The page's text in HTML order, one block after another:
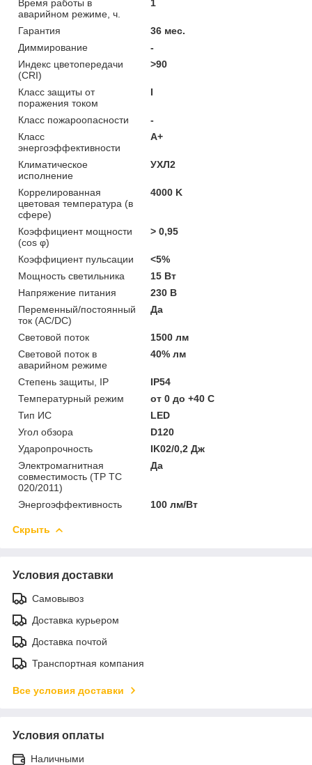
Время работы в
аварийном режиме, ч.
1
Гарантия
36 мес.
Диммирование
-
Индекс цветопередачи
(CRI)
>90
Класс защиты от
поражения током
I
Класс пожароопасности
-
Класс
энергоэффективности
A+
Климатическое
исполнение
УХЛ2
Коррелированная
цветовая температура (в
сфере)
4000 K
Коэффициент мощности
(cos φ)
> 0,95
Коэффициент пульсации
<5%
Мощность светильника
15 Вт
Напряжение питания
230 В
Переменный/постоянный
ток (AC/DC)
Да
Световой поток
1500 лм
Световой поток в
аварийном режиме
40% лм
Степень защиты, IP
IP54
Температурный режим
от 0 до +40 C
Тип ИС
LED
Угол обзора
D120
Ударопрочность
IK02/0,2 Дж
Электромагнитная
совместимость (ТР ТС
020/2011)
Да
Энергоэффективность 100 лм/Вт
Скрыть
Условия доставки
Самовывоз
Доставка курьером
Доставка почтой
Транспортная компания
Все условия доставки
Условия оплаты
Наличными